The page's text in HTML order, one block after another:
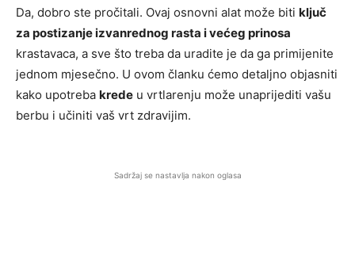
Da, dobro ste pročitali. Ovaj osnovni alat može biti ključ
za postizanje izvanrednog rasta i većeg prinosa
krastavaca, a sve što treba da uradite je da ga primijenite
jednom mjesečno. U ovom članku ćemo detaljno objasniti
kako upotreba krede u vrtlarenju može unaprijediti vašu
berbu i učiniti vaš vrt zdravijim.
Sadržaj se nastavlja nakon oglasa